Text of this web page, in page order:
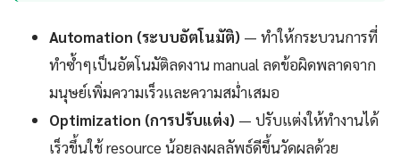
Automation (ระบบอัตโนมัติ) — ทำให้กระบวนการที่
ทำซ้ำๆเป็นอัตโนมัติลดงาน manual ลดข้อผิดพลาดจาก
มนุษย์เพิ่มความเร็วและความสม่ำเสมอ
Optimization (การปรับแต่ง) — ปรับแต่งให้ทำงานได้
เร็วขึ้นใช้ resource น้อยลงผลลัพธ์ดีขึ้นวัดผลด้วย